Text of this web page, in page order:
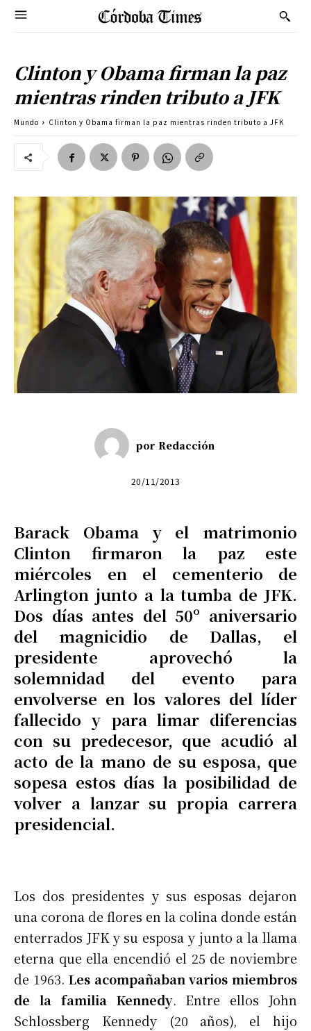
Clinton y Obama firman la paz
mientras rinden tributo a JFK
Mundo Clinton y Obama firman la paz mientras rinden tributo a JFK
por Redacción
20/11/2013
Barack Obama y el matrimonio
Clinton firmaron la paz este
miércoles en el cementerio de
Arlington junto a la tumba de JFK.
Dos días antes del 50º aniversario
del magnicidio de Dallas, el
presidente aprovechó la
solemnidad del evento para
envolverse en los valores del líder
fallecido y para limar diferencias
con su predecesor, que acudió al
acto de la mano de su esposa, que
sopesa estos días la posibilidad de
volver a lanzar su propia carrera
presidencial.
Los dos presidentes y sus esposas dejaron
una corona de flores en la colina donde están
enterrados JFK y su esposa y junto a la llama
eterna que ella encendió el 25 de noviembre
de 1963. Les acompañaban varios miembros
de la familia Kennedy. Entre ellos John
Schlossberg Kennedy (20 años), el hijo